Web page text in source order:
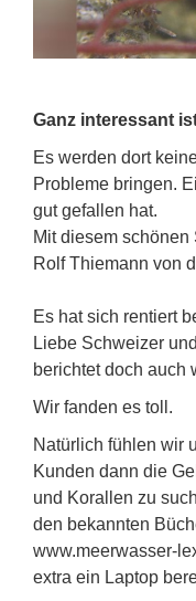
Ganz interessant
Es werden dort
Probleme bringen.
gut gefallen hat.
Mit diesem
Rolf Thiemann von
Es hat sich rentiert
Liebe Schweizer
berichtet doch auch
Wir fanden es toll.
Natürlich fühlen wir
Kunden dann die
und Korallen zu
den bekannten
www.meerwasser-
extra ein Laptop